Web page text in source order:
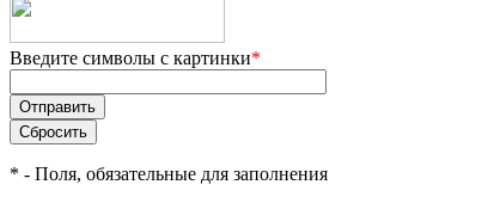
Введите символы с картинки*
* - Поля, обязательные для заполнения